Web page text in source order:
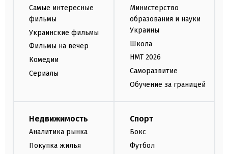
Самые интересные
фильмы
Украинские фильмы
Фильмы на вечер
Комедии
Сериалы
Министерство
образования и науки
Украины
Школа
НМТ 2026
Саморазвитие
Обучение за границей
Недвижимость
Аналитика рынка
Покупка жилья
Спорт
Бокс
Футбол